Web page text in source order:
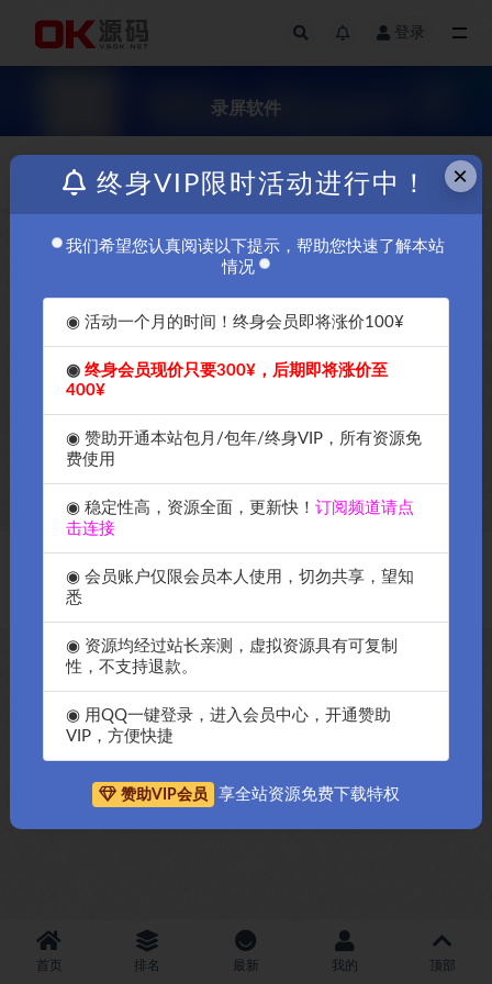
登录
录屏软件
价格 发布日期
如何用Windows11自带的屏幕
录制功能，Windows11怎么录
屏？Windows11 系统自带录屏
功能如何使用，Bandicam（班
Copyright © 2018-2026 OK源码中国资源网 -All rights reserved|
首页 排名 最新 我的 顶部
×
终身VIP限时活动进行中！
我们希望您认真阅读以下提示，帮助您快速了解本站
情况
◉ 活动一个月的时间！终身会员即将涨价100¥
◉终身会员现价只要300¥，后期即将涨价至
400¥
◉ 赞助开通本站包月/包年/终身VIP，所有资源免
费使用
◉ 稳定性高，资源全面，更新快！订阅频道请点
击连接
◉ 会员账户仅限会员本人使用，切勿共享，望知
悉
◉ 资源均经过站长亲测，虚拟资源具有可复制
性，不支持退款。
◉ 用QQ一键登录，进入会员中心，开通赞助
VIP，方便快捷
赞助VIP会员 享全站资源免费下载特权